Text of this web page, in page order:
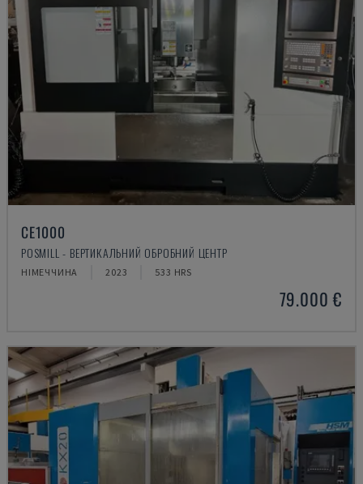
CE1000
POSMILL - ВЕРТИКАЛЬНИЙ ОБРОБНИЙ ЦЕНТР
НІМЕЧЧИНА 2023 533 HRS
79.000 €